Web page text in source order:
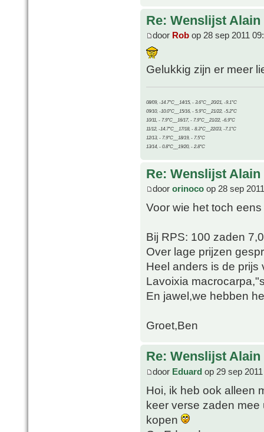
Re: Wenslijst Alain
door Rob op 28 sep 2011
Gelukkig zijn er meer
08/09, -14.7°C__14/15, - 3.6°C__20/21, -9.1°C
09/10, -10.0°C__15/16, - 5.9°C__21/22, -5.2°C
10/11, - 7.9°C__16/17, - 7.9°C__21/22, -6.9°C
11/12, -14.7°C__17/18, - 8.3°C__22/23, -7.1°C
12/13, - 7.9°C__18/19, - 7.5°C
13/14, - 0.8°C__19/20, - 2.8°C
Re: Wenslijst Alain
door orinoco op 28 sep
Voor wie het toch
Bij RPS: 100 zaden
Over lage prijzen
Heel anders is de
Lavoixia
En jawel,we hebben
Groet,Ben
Re: Wenslijst Alain
door Eduard op 29 sep
Hoi, ik heb ook alleen
keer verse zaden mee
kopen